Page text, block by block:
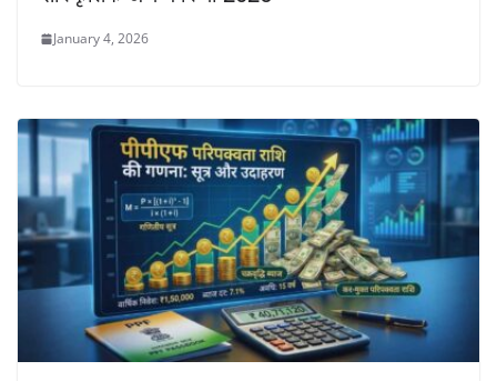
January 4, 2026